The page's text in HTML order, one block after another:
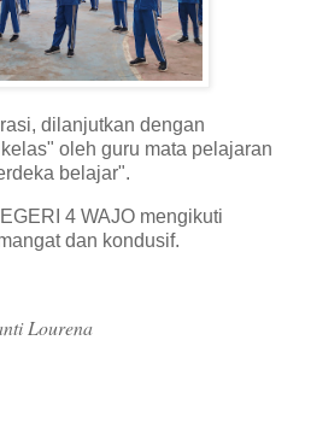
dilanjutkan dengan
oleh guru mata pelajaran
belajar".
4 WAJO mengikuti
dan kondusif.
Lourena